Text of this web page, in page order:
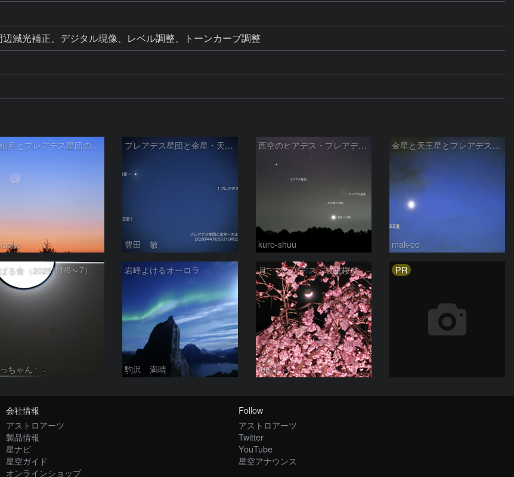
減光補正、デジタル現像、レベル調整、トーンカーブ調整
極細月とプレアデス星団の接近 プレアデス星団と金星・天王星の接近 2026/4/25
豊田 敏
西空のヒアデス・プレアデス星団と金星(-3.9等)・天王星(5.8等) (2026/04/21)
kuro-shuu
金星と天王星とプレアデス星団の接近
mak-po
る食（2025/11/6～7）
ちゃん
岩峰よけるオーロラ
駒沢 満晴
月・プレアデス・枝垂桜＠横浜
tenQ
PR
会社情報
アストロアーツ
製品情報
星ナビ
星空ガイド
オンラインショップ
Follow
アストロアーツ
Twitter
YouTube
星空アナウンス